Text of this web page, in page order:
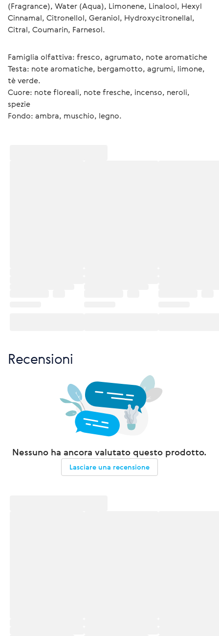
(Fragrance), Water (Aqua), Limonene, Linalool, Hexyl
Cinnamal, Citronellol, Geraniol, Hydroxycitronellal,
Citral, Coumarin, Farnesol.
Famiglia olfattiva: fresco, agrumato, note aromatiche
Testa: note aromatiche, bergamotto, agrumi, limone,
tè verde.
Cuore: note floreali, note fresche, incenso, neroli,
spezie
Fondo: ambra, muschio, legno.
Recensioni
Nessuno ha ancora valutato questo prodotto.
Lasciare una recensione